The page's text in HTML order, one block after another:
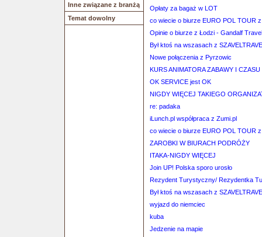
Inne związane z branżą
Temat dowolny
Opłaty za bagaż w LOT
co wiecie o biurze EURO POL TOUR
Opinie o biurze z Łodzi - Gandalf Travel
Był ktoś na wszasach z
Nowe połączenia z Pyrzowic
KURS ANIMATORA ZABAWY I
OK SERVICE jest OK
NIGDY WIĘCEJ TAKIEGO
re: padaka
iLunch.pl współpraca z Zumi.pl
co wiecie o biurze EURO POL TOUR
ZAROBKI W BIURACH PODRÓŻY
ITAKA-NIGDY WIĘCEJ
Join UP! Polska sporo urosło
Rezydent Turystyczny/ Rezydentka
Był ktoś na wszasach z
wyjazd do niemciec
kuba
Jedzenie na mapie